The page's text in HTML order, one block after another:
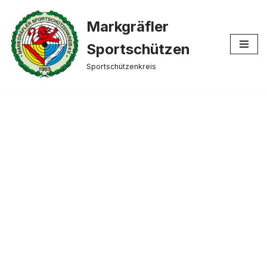
Zum
Inhalt
springen
Markgräfler
Sportschützen
Sportschützenkreis